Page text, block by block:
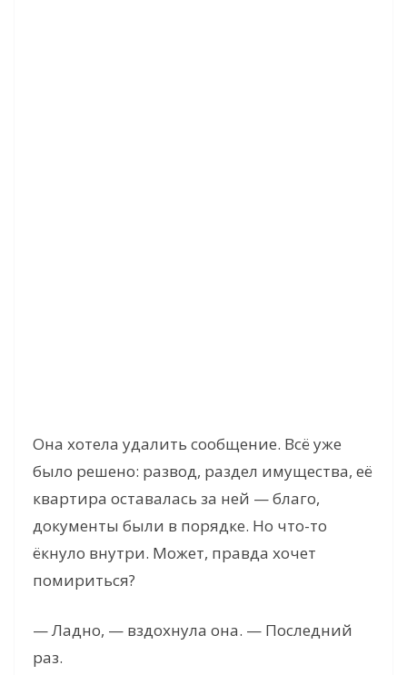
Она хотела удалить сообщение. Всё уже
было решено: развод, раздел имущества, её
квартира оставалась за ней — благо,
документы были в порядке. Но что-то
ёкнуло внутри. Может, правда хочет
помириться?
— Ладно, — вздохнула она. — Последний
раз.